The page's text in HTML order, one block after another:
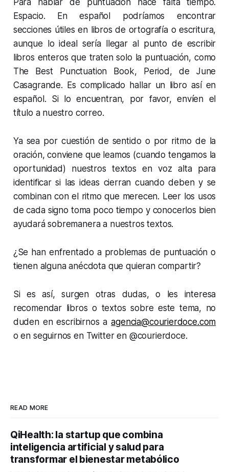
Espacio. En español podríamos encontrar
secciones útiles en libros de ortografía o escritura,
aunque lo ideal sería llegar al punto de escribir
libros enteros que traten solo la puntuación, como
The Best Punctuation Book, Period, de June
Casagrande. Es complicado hallar un libro así en
español. Si lo encuentran, por favor, envíen el
título a nuestro correo.
Ya sea por cuestión de sentido o por ritmo de la
oración, conviene que leamos (cuando tengamos la
oportunidad) nuestros textos en voz alta para
identificar si las ideas cierran cuando deben y se
combinan con el ritmo que merecen. Leer los usos
de cada signo toma poco tiempo y conocerlos bien
ayudará sobremanera a nuestros textos.
¿Se han enfrentado a problemas de puntuación o
tienen alguna anécdota que quieran compartir?
Si es así, surgen otras dudas, o les interesa
recomendar libros o textos sobre este tema, no
duden en escribirnos aagencia@courierdoce.com
o en seguirnos en Twitter en @courierdoce.
READ MORE
QiHealth: la startup que combina
inteligencia artificial y salud para
transformar el bienestar metabólico